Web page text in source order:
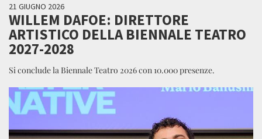
21 GIUGNO 2026
WILLEM DAFOE: DIRETTORE
ARTISTICO DELLA BIENNALE TEATRO
2027-2028
Si conclude la Biennale Teatro 2026 con 10.000 presenze.